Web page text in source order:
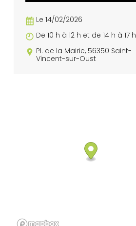
Le 14/02/2026
De 10 h à 12 h et de 14 h à 17 h
Pl. de la Mairie, 56350 Saint-
Vincent-sur-Oust